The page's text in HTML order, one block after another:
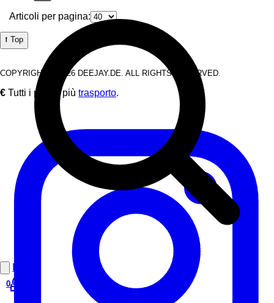
0
Articoli per pagina:
⭡ Top
COPYRIGHT © 2026 DEEJAY.DE. ALL RIGHTS RESERVED.
€ Tutti i prezzi più trasporto.